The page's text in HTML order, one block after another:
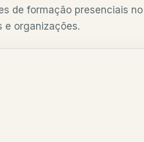
de formação presenciais
e organizações.